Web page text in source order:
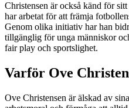
Christensen är också känd för
har arbetat för att främja
Genom olika initiativ har han
tillgänglig för unga människor
fair play och sportslighet.
Varför Ove
Ove Christensen är älskad av